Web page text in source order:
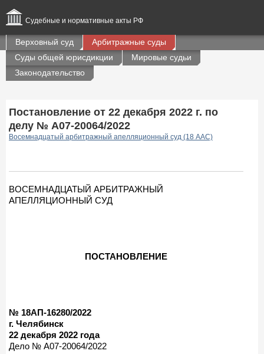
Судебные и нормативные акты РФ
Верховный суд
Арбитражные суды
Суды общей юрисдикции
Мировые судьи
Законодательство
Постановление от 22 декабря 2022 г. по
делу № А07-20064/2022
Восемнадцатый арбитражный апелляционный суд (18 ААС)
ВОСЕМНАДЦАТЫЙ АРБИТРАЖНЫЙ
АПЕЛЛЯЦИОННЫЙ СУД
ПОСТАНОВЛЕНИЕ
№ 18АП-16280/2022
г. Челябинск
22 декабря 2022 года
Дело № А07-20064/2022